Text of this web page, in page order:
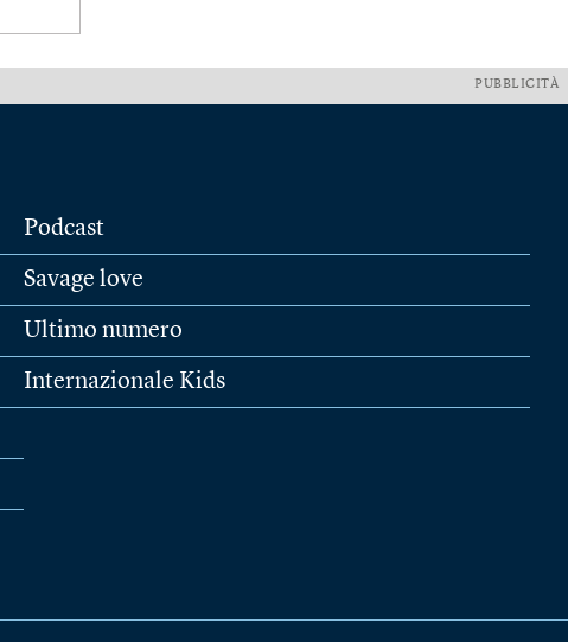
PUBBLICITÀ
Podcast
Savage love
Ultimo numero
Internazionale Kids